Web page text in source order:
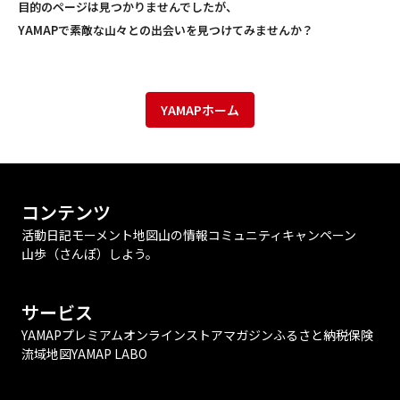
目的のページは見つかりませんでしたが、
YAMAPで素敵な山々との出会いを見つけてみませんか？
YAMAPホーム
コンテンツ
活動日記モーメント地図山の情報コミュニティ キャンペーン
山歩（さんぽ）しよう。
サービス
YAMAPプレミアムオンラインストアマガジンふるさと納税保険
流域地図YAMAP LABO